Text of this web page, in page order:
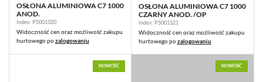
OSŁONA ALUMINIOWA C7 1000
ANOD.
Index: P5001320
Widoczność cen oraz możliwość zakupu
hurtowego pozalogowaniu
OSŁONA ALUMINIOWA C7 1000
CZARNY ANOD. /OP
Index: P5001321
Widoczność cen oraz możliwość zakupu
hurtowego pozalogowaniu
NOWOŚĆ NOWOŚĆ